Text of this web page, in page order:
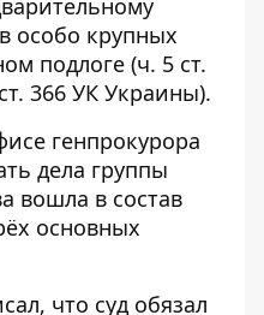
особо крупных
подлоге (ч. 5 ст.
366 УК Украины).
генпрокурора
дела группы
вошла в состав
основных
что суд обязал